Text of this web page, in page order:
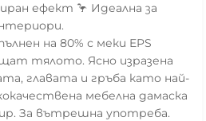
ефект 🦩 Идеална за
на 80% с меки EPS
тялото. Ясно изразена
главата и гръба като най-
мебелна дамаска
За вътрешна употреба.